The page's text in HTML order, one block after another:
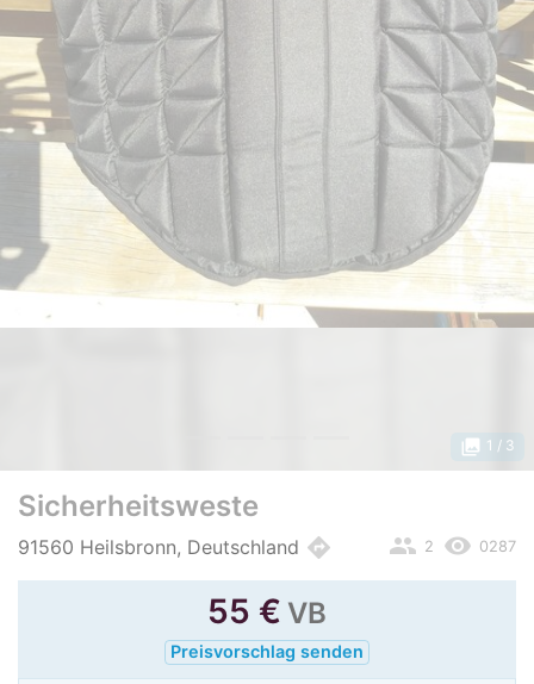
photo_library 1 / 3
Sicherheitsweste
91560 Heilsbronn, Deutschland directions remove_red_eye 0287
people 2
55 € VB
Preisvorschlag senden